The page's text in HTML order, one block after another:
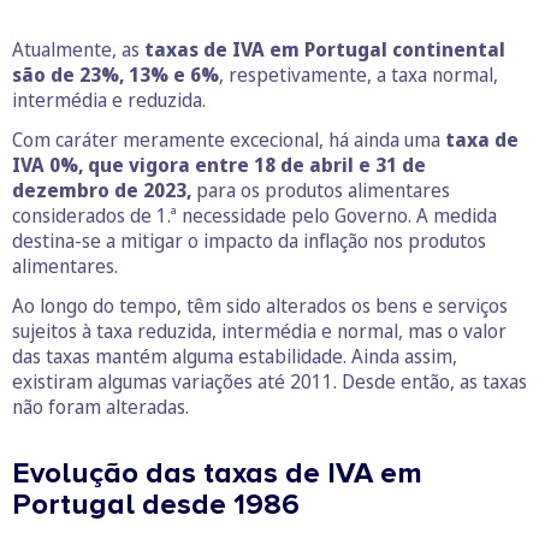
Atualmente, as taxas de IVA em Portugal continental
são de 23%, 13% e 6%, respetivamente, a taxa normal,
intermédia e reduzida.
Com caráter meramente excecional, há ainda uma taxa de
IVA 0%, que vigora entre 18 de abril e 31 de
dezembro de 2023, para os produtos alimentares
considerados de 1.ª necessidade pelo Governo. A medida
destina-se a mitigar o impacto da inflação nos produtos
alimentares.
Ao longo do tempo, têm sido alterados os bens e serviços
sujeitos à taxa reduzida, intermédia e normal, mas o valor
das taxas mantém alguma estabilidade. Ainda assim,
existiram algumas variações até 2011. Desde então, as taxas
não foram alteradas.
Evolução das taxas de IVA em
Portugal desde 1986